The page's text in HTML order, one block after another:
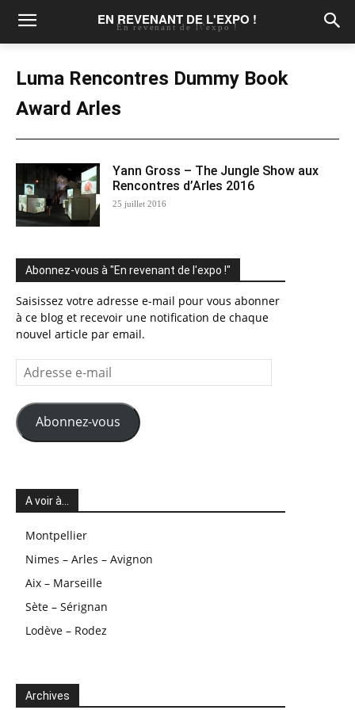
EN REVENANT DE L'EXPO !
En revenant de l\'expo !
Luma Rencontres Dummy Book
Award Arles
Yann Gross – The Jungle Show aux
Rencontres d’Arles 2016
25 juillet 2016
Abonnez-vous à "En revenant de l'expo !"
Saisissez votre adresse e-mail pour vous abonner
à ce blog et recevoir une notification de chaque
nouvel article par email.
Adresse
e-
mail
Abonnez-vous
A voir à…
Montpellier
Nimes – Arles – Avignon
Aix – Marseille
Sète – Sérignan
Lodève – Rodez
Archives